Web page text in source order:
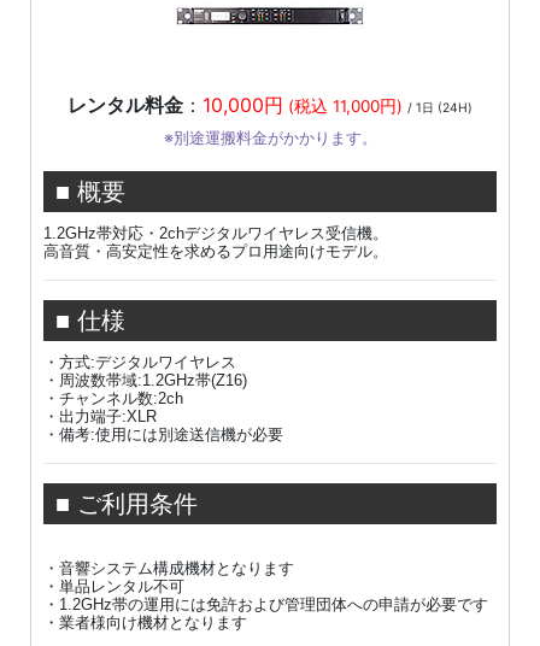
レンタル料金 ： 10,000円 (税込 11,000円) / 1日 (24H)
※別途運搬料金がかかります。
■ 概要
1.2GHz帯対応・2chデジタルワイヤレス受信機。
高音質・高安定性を求めるプロ用途向けモデル。
■ 仕様
・方式:デジタルワイヤレス
・周波数帯域:1.2GHz帯(Z16)
・チャンネル数:2ch
・出力端子:XLR
・備考:使用には別途送信機が必要
■ ご利用条件
・音響システム構成機材となります
・単品レンタル不可
・1.2GHz帯の運用には免許および管理団体への申請が必要です
・業者様向け機材となります